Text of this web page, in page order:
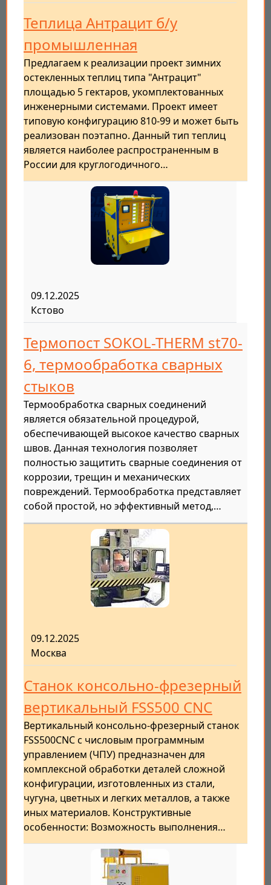
Теплица Антрацит б/у
промышленная
Предлагаем к реализации проект зимних
остекленных теплиц типа "Антрацит"
площадью 5 гектаров, укомплектованных
инженерными системами. Проект имеет
типовую конфигурацию 810-99 и может быть
реализован поэтапно. Данный тип теплиц
является наиболее распространенным в
России для круглогодичного…
09.12.2025
Кстово
Термопост SOKOL-THERM st70-
6, термообработка сварных
стыков
Термообработка сварных соединений
является обязательной процедурой,
обеспечивающей высокое качество сварных
швов. Данная технология позволяет
полностью защитить сварные соединения от
коррозии, трещин и механических
повреждений. Термообработка представляет
собой простой, но эффективный метод,…
09.12.2025
Москва
Станок консольно-фрезерный
вертикальный FSS500 CNC
Вертикальный консольно-фрезерный станок
FSS500CNC с числовым программным
управлением (ЧПУ) предназначен для
комплексной обработки деталей сложной
конфигурации, изготовленных из стали,
чугуна, цветных и легких металлов, а также
иных материалов. Конструктивные
особенности: Возможность выполнения…